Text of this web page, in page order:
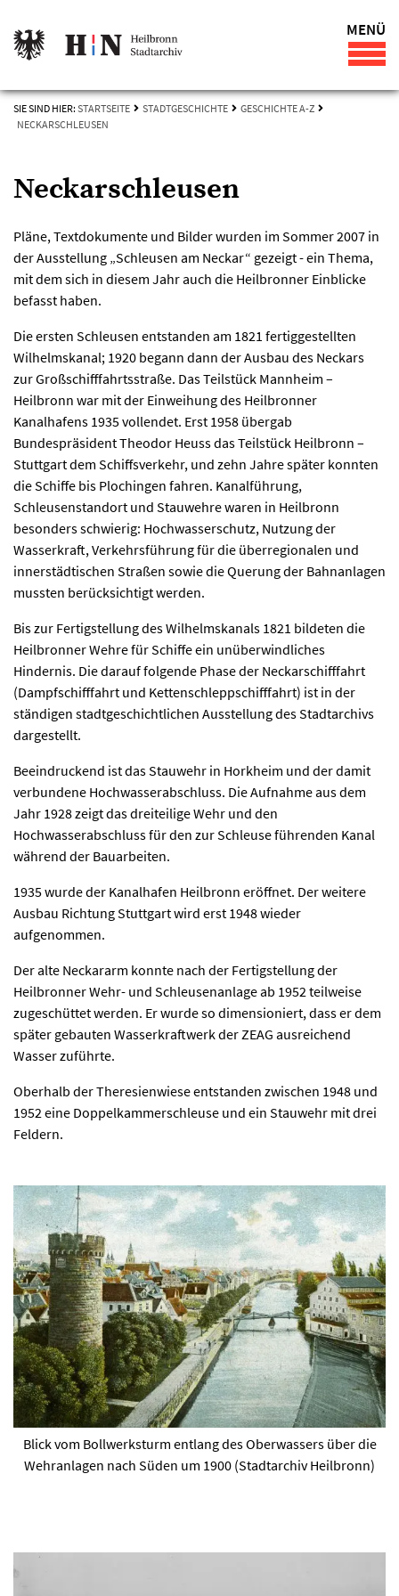
MENÜ
SIE SIND HIER: STARTSEITE STADTGESCHICHTE
GESCHICHTE A-Z
NECKARSCHLEUSEN
Neckarschleusen
Pläne, Textdokumente und Bilder wurden im Sommer 2007 in
der Ausstellung „Schleusen am Neckar“ gezeigt - ein Thema,
mit dem sich in diesem Jahr auch die Heilbronner Einblicke
befasst haben.
Die ersten Schleusen entstanden am 1821 fertiggestellten
Wilhelmskanal; 1920 begann dann der Ausbau des Neckars
zur Großschifffahrtsstraße. Das Teilstück Mannheim –
Heilbronn war mit der Einweihung des Heilbronner
Kanalhafens 1935 vollendet. Erst 1958 übergab
Bundespräsident Theodor Heuss das Teilstück Heilbronn –
Stuttgart dem Schiffsverkehr, und zehn Jahre später konnten
die Schiffe bis Plochingen fahren. Kanalführung,
Schleusenstandort und Stauwehre waren in Heilbronn
besonders schwierig: Hochwasserschutz, Nutzung der
Wasserkraft, Verkehrsführung für die überregionalen und
innerstädtischen Straßen sowie die Querung der Bahnanlagen
mussten berücksichtigt werden.
Bis zur Fertigstellung des Wilhelmskanals 1821 bildeten die
Heilbronner Wehre für Schiffe ein unüberwindliches
Hindernis. Die darauf folgende Phase der Neckarschifffahrt
(Dampfschifffahrt und Kettenschleppschifffahrt) ist in der
ständigen stadtgeschichtlichen Ausstellung des Stadtarchivs
dargestellt.
Beeindruckend ist das Stauwehr in Horkheim und der damit
verbundene Hochwasserabschluss. Die Aufnahme aus dem
Jahr 1928 zeigt das dreiteilige Wehr und den
Hochwasserabschluss für den zur Schleuse führenden Kanal
während der Bauarbeiten.
1935 wurde der Kanalhafen Heilbronn eröffnet. Der weitere
Ausbau Richtung Stuttgart wird erst 1948 wieder
aufgenommen.
Der alte Neckararm konnte nach der Fertigstellung der
Heilbronner Wehr- und Schleusenanlage ab 1952 teilweise
zugeschüttet werden. Er wurde so dimensioniert, dass er dem
später gebauten Wasserkraftwerk der ZEAG ausreichend
Wasser zuführte.
Oberhalb der Theresienwiese entstanden zwischen 1948 und
1952 eine Doppelkammerschleuse und ein Stauwehr mit drei
Feldern.
Blick vom Bollwerksturm entlang des Oberwassers über die
Wehranlagen nach Süden um 1900 (Stadtarchiv Heilbronn)